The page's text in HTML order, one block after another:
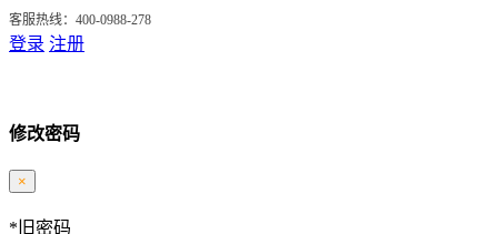
客服热线：400-0988-278
登录 注册
修改密码
×
* 旧密码